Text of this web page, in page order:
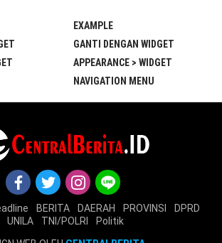
EXAMPLE
GANTI DENGAN WIDGET
APPEARANCE > WIDGET
NAVIGATION MENU
BERITA DAERAH PROVINSI
DPRD
UNILA
TNI/POLRI
Politik